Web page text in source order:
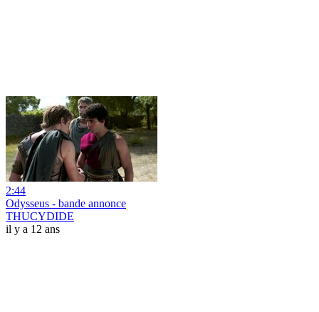
2:44
Odysseus - bande annonce
THUCYDIDE
il y a 12 ans